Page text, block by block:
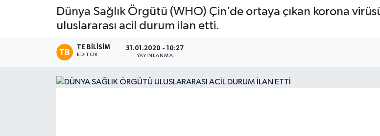
Dünya Sağlık Örgütü (WHO) Çin’de ortaya çıkan korona
uluslararası acil durum ilan etti.
TE BILISIM
EDITÖR
31.01.2020 - 10:27
YAYINLANMA
Magazin
Etkinlikler